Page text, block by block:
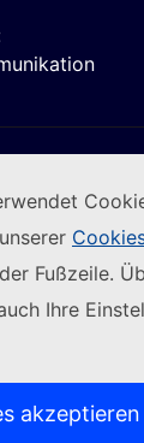
Fußzeile.
Ihre
akzeptieren